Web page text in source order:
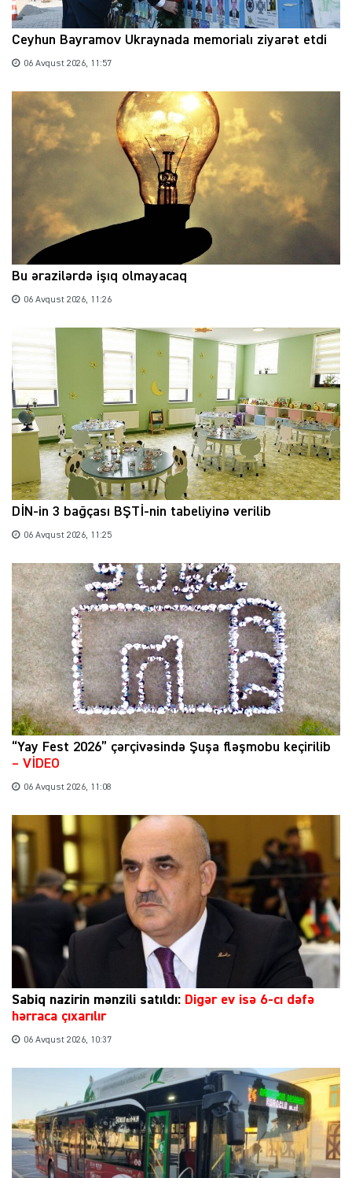
Ceyhun Bayramov Ukraynada memorialı ziyarət etdi
06 Avqust 2026, 11:57
Bu ərazilərdə işıq olmayacaq
06 Avqust 2026, 11:26
DİN-in 3 bağçası BŞTİ-nin tabeliyinə verilib
06 Avqust 2026, 11:25
“Yay Fest 2026” çərçivəsində Şuşa fləşmobu keçirilib
– VİDEO
06 Avqust 2026, 11:08
Sabiq nazirin mənzili satıldı: Digər ev isə 6-cı dəfə
hərraca çıxarılır
06 Avqust 2026, 10:37